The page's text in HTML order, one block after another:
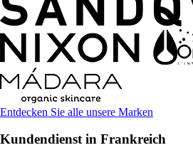
Entdecken Sie alle unsere Marken
Kundendienst in Frankreich